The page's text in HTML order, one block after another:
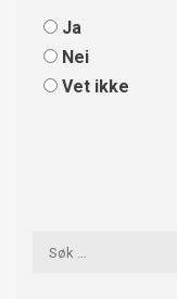
Ja
Nei
Vet ikke